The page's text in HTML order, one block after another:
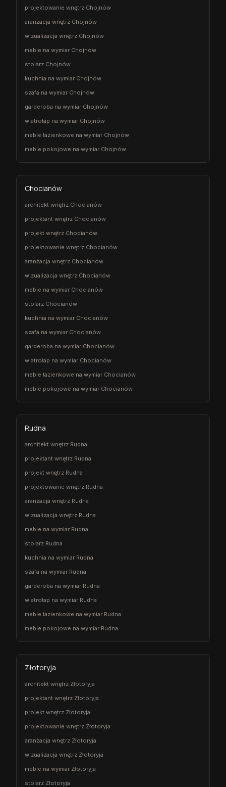
projektowanie wnętrz Chojnów
aranżacja wnętrz Chojnów
wizualizacja wnętrz Chojnów
meble na wymiar Chojnów
stolarz Chojnów
kuchnia na wymiar Chojnów
szafa na wymiar Chojnów
garderoba na wymiar Chojnów
wiatrołap na wymiar Chojnów
meble łazienkowe na wymiar Chojnów
meble pokojowe na wymiar Chojnów
Chocianów
architekt wnętrz Chocianów
projektant wnętrz Chocianów
projekt wnętrz Chocianów
projektowanie wnętrz Chocianów
aranżacja wnętrz Chocianów
wizualizacja wnętrz Chocianów
meble na wymiar Chocianów
stolarz Chocianów
kuchnia na wymiar Chocianów
szafa na wymiar Chocianów
garderoba na wymiar Chocianów
wiatrołap na wymiar Chocianów
meble łazienkowe na wymiar Chocianów
meble pokojowe na wymiar Chocianów
Rudna
architekt wnętrz Rudna
projektant wnętrz Rudna
projekt wnętrz Rudna
projektowanie wnętrz Rudna
aranżacja wnętrz Rudna
wizualizacja wnętrz Rudna
meble na wymiar Rudna
stolarz Rudna
kuchnia na wymiar Rudna
szafa na wymiar Rudna
garderoba na wymiar Rudna
wiatrołap na wymiar Rudna
meble łazienkowe na wymiar Rudna
meble pokojowe na wymiar Rudna
Złotoryja
architekt wnętrz Złotoryja
projektant wnętrz Złotoryja
projekt wnętrz Złotoryja
projektowanie wnętrz Złotoryja
aranżacja wnętrz Złotoryja
wizualizacja wnętrz Złotoryja
meble na wymiar Złotoryja
stolarz Złotoryja